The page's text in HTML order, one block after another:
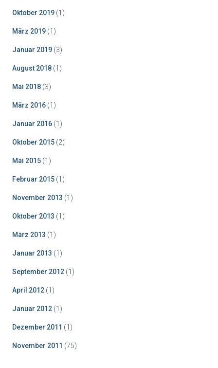
Oktober 2019 (1)
März 2019 (1)
Januar 2019 (3)
August 2018 (1)
Mai 2018 (3)
März 2016 (1)
Januar 2016 (1)
Oktober 2015 (2)
Mai 2015 (1)
Februar 2015 (1)
November 2013 (1)
Oktober 2013 (1)
März 2013 (1)
Januar 2013 (1)
September 2012 (1)
April 2012 (1)
Januar 2012 (1)
Dezember 2011 (1)
November 2011 (75)